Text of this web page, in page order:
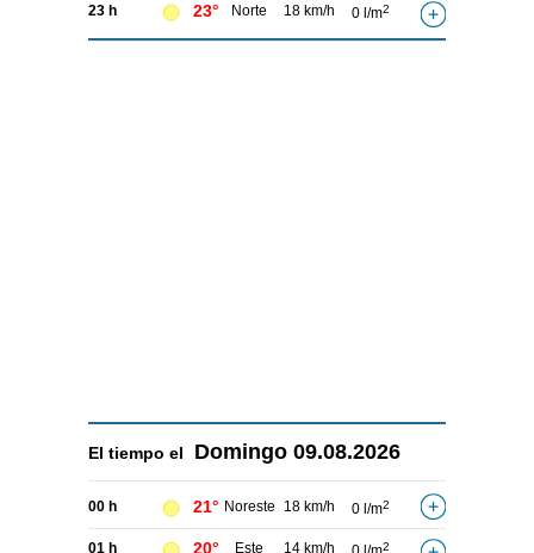
23 h 23° Norte 18 km/h 0 l/m2
El tiempo el Domingo 09.08.2026
00 h 21° Noreste 18 km/h 0 l/m2
01 h 20° Este 14 km/h 2